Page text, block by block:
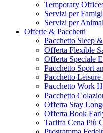
Temporary
Servizi per
Servizi per
Offerte & Pacchetti
Pacchetto Sleep
Offerta Flexible
Offerta Speciale
Pacchetto Sport
Pacchetto Leisure
Pacchetto Work
Pacchetto
Offerta Stay
Offerta Book
Tariffa Cena Più